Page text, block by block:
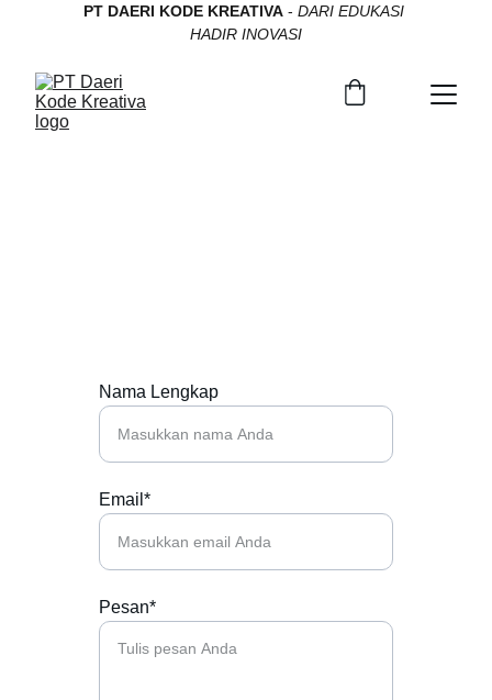
PT DAERI KODE KREATIVA - DARI EDUKASI
HADIR INOVASI
Nama Lengkap
Email*
Pesan*